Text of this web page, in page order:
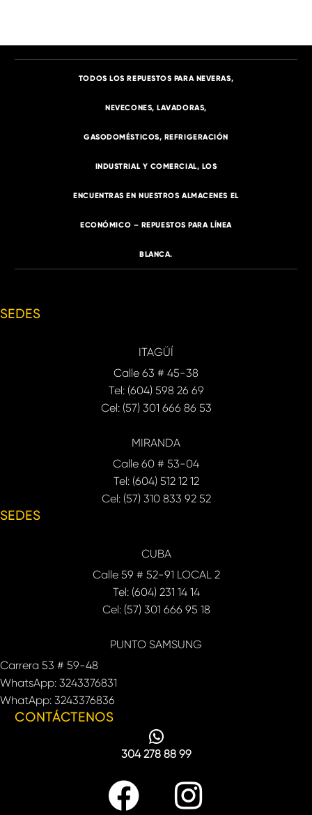
TODOS LOS REPUESTOS PARA NEVERAS,
NEVECONES, LAVADORAS,
GASODOMÉSTICOS, REFRIGERACIÓN
INDUSTRIAL Y COMERCIAL, LOS
ENCUENTRAS EN NUESTROS ALMACENES EL
ECONÓMICO – REPUESTOS PARA LÍNEA
BLANCA.
SEDES
ITAGÜÍ
Calle 63 # 45-38
Tel: (604) 598 26 69
Cel: (57) 301 666 86 53
MIRANDA
Calle 60 # 53-04
Tel: (604) 512 12 12
Cel: (57) 310 833 92 52
SEDES
CUBA
Calle 59 # 52-91 LOCAL 2
Tel: (604) 231 14 14
Cel: (57) 301 666 95 18
PUNTO SAMSUNG
Carrera 53 # 59-48
WhatsApp: 3243376831
WhatApp: 3243376836
CONTÁCTENOS
304 278 88 99